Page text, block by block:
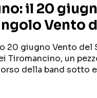
TESTI
TOUR ED
TALENT
il 20
Vento
20 giugno Vento del
Tiromancino, un
della band sotto